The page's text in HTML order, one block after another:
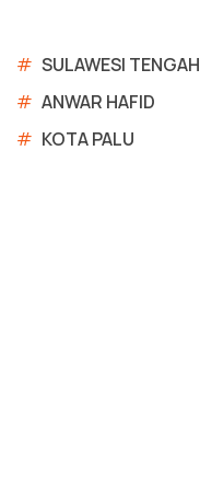
# SULAWESI TENGAH
# ANWAR HAFID
# KOTA PALU